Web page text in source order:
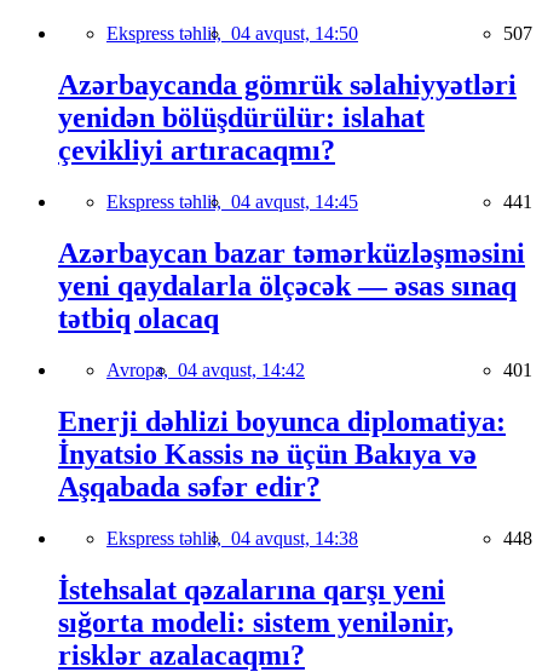
Ekspress təhlil, 04 avqust, 14:50 507
Azərbaycanda gömrük səlahiyyətləri
yenidən bölüşdürülür: islahat
çevikliyi artıracaqmı?
Ekspress təhlil, 04 avqust, 14:45 441
Azərbaycan bazar təmərküzləşməsini
yeni qaydalarla ölçəcək — əsas sınaq
tətbiq olacaq
Avropa, 04 avqust, 14:42 401
Enerji dəhlizi boyunca diplomatiya:
İnyatsio Kassis nə üçün Bakıya və
Aşqabada səfər edir?
Ekspress təhlil, 04 avqust, 14:38 448
İstehsalat qəzalarına qarşı yeni
sığorta modeli: sistem yenilənir,
risklər azalacaqmı?